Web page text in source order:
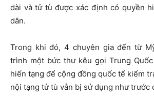
dài và tử tù được xác định có quyền
dân.
Trong khi đó, 4 chuyên gia đến từ
trình một bức thư kêu gọi Trung
hiến tạng để cộng đồng quốc tế kiểm
nội tạng tử tù vẫn bị sử dụng như trước